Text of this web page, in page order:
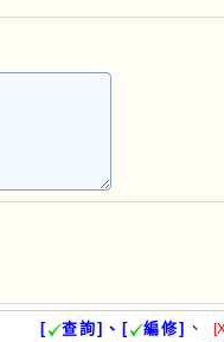
[ 查詢]、[ 編修] 、